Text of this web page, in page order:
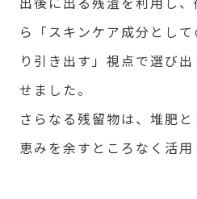
ら「スキンケア成分とし
り引き出す」視点で選び
せました。
さらなる残留物は、堆肥
恵みを余すところなく活用